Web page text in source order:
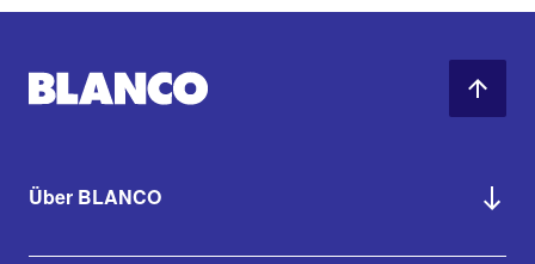
Über BLANCO